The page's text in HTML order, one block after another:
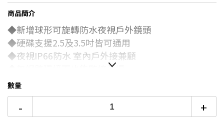
12期
24期
$613
$315
台灣大哥大Open Possible聯名卡滿額最高回饋25%
電視降到底破盤
商品簡介
◆新增球形可旋轉防水夜視戶外鏡頭
◆硬碟支援2.5及3.5吋皆可通用
◆夜視IP66防水 室內戶外接兼顧
無網路環境下也能監控全場
◆創新串連技術突破透天連線冏境
◆適合居家安防,農場,果園,工廠,透天厝等環境
數量
- +